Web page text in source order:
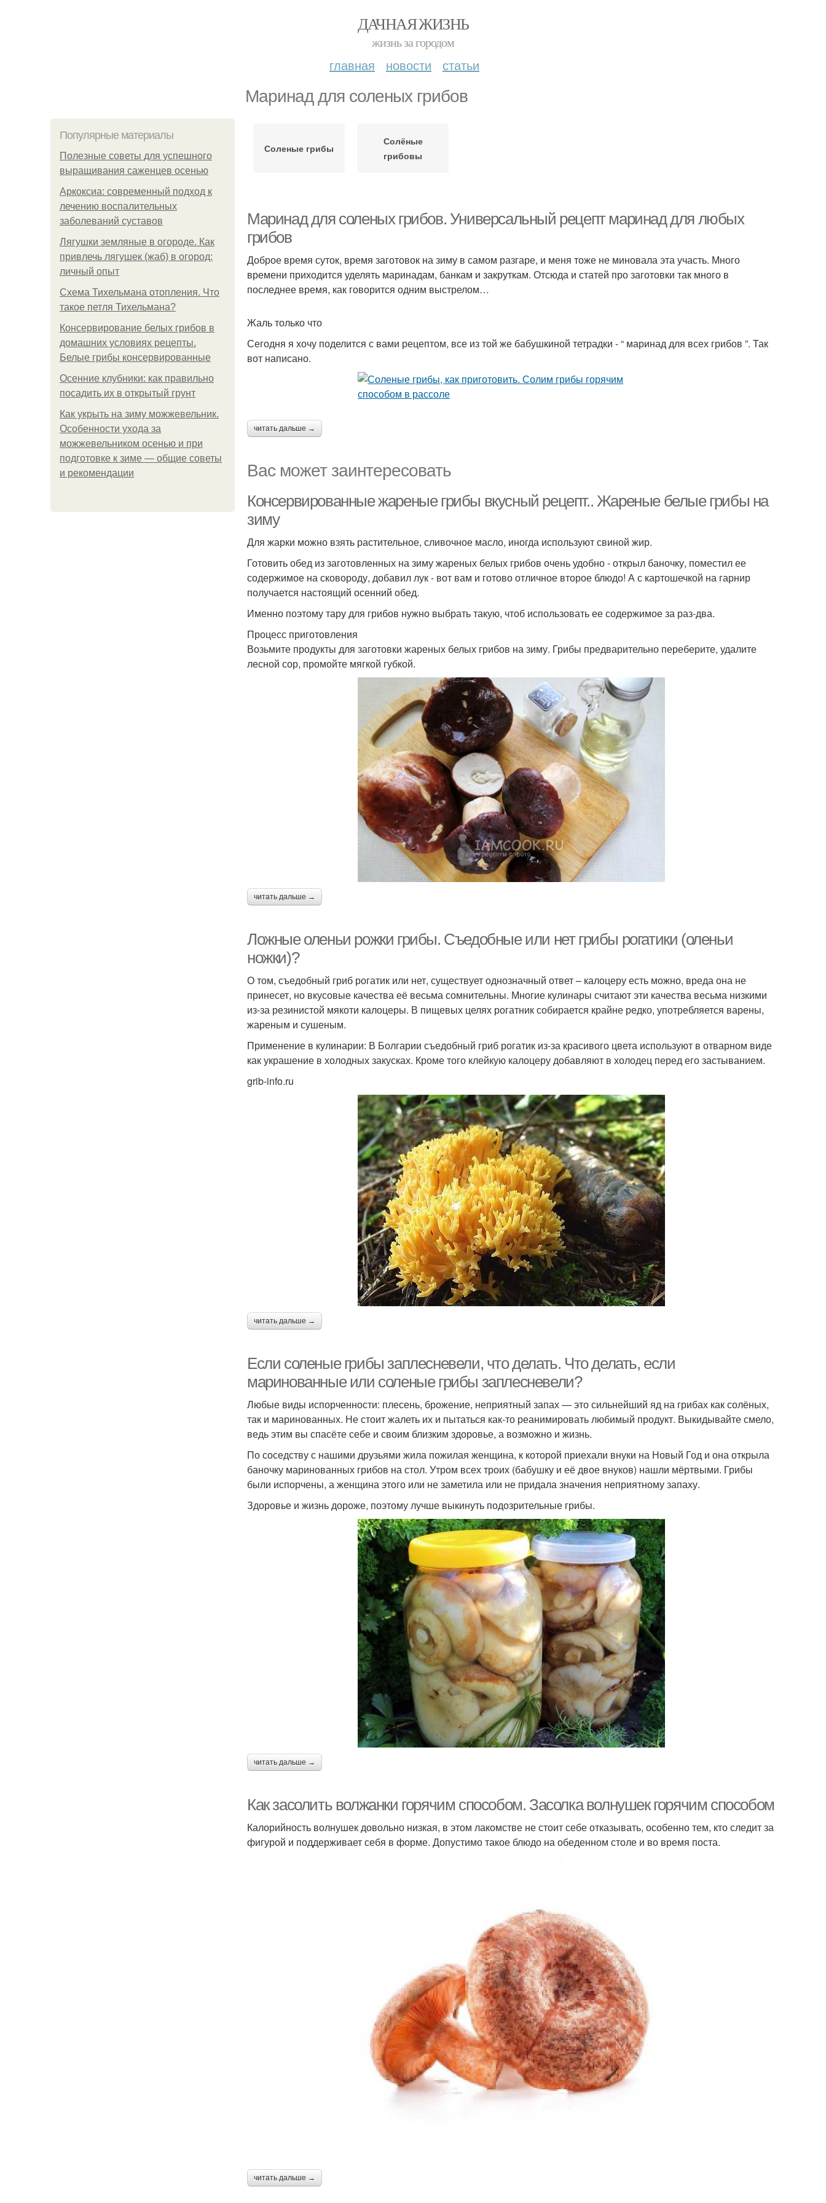
ДАЧНАЯ ЖИЗНЬ
жизнь за городом
главная новости статьи
Маринад для соленых грибов
Популярные материалы
Полезные советы для успешного
выращивания саженцев осенью
Аркоксиа: современный подход к
лечению воспалительных
заболеваний суставов
Лягушки земляные в огороде. Как
привлечь лягушек (жаб) в огород:
личный опыт
Схема Тихельмана отопления. Что
такое петля Тихельмана?
Консервирование белых грибов в
домашних условиях рецепты.
Белые грибы консервированные
Осенние клубники: как правильно
посадить их в открытый грунт
Как укрыть на зиму можжевельник.
Особенности ухода за
можжевельником осенью и при
подготовке к зиме — общие советы
и рекомендации
Соленые грибы
Солёные
грибовы
Маринад для соленых грибов. Универсальный рецепт маринад для любых
грибов
Доброе время суток, время заготовок на зиму в самом разгаре, и меня тоже не миновала эта участь. Много
времени приходится уделять маринадам, банкам и закруткам. Отсюда и статей про заготовки так много в
последнее время, как говорится одним выстрелом…
Жаль только что
Сегодня я хочу поделится с вами рецептом, все из той же бабушкиной тетрадки - “ маринад для всех грибов ”. Так
вот написано.
читать дальше →
Вас может заинтересовать
Консервированные жареные грибы вкусный рецепт.. Жареные белые грибы на
зиму
Для жарки можно взять растительное, сливочное масло, иногда используют свиной жир.
Готовить обед из заготовленных на зиму жареных белых грибов очень удобно - открыл баночку, поместил ее
содержимое на сковороду, добавил лук - вот вам и готово отличное второе блюдо! А с картошечкой на гарнир
получается настоящий осенний обед.
Именно поэтому тару для грибов нужно выбрать такую, чтоб использовать ее содержимое за раз-два.
Процесс приготовления
Возьмите продукты для заготовки жареных белых грибов на зиму. Грибы предварительно переберите, удалите
лесной сор, промойте мягкой губкой.
читать дальше →
Ложные оленьи рожки грибы. Съедобные или нет грибы рогатики (оленьи
ножки)?
О том, съедобный гриб рогатик или нет, существует однозначный ответ – калоцеру есть можно, вреда она не
принесет, но вкусовые качества её весьма сомнительны. Многие кулинары считают эти качества весьма низкими
из-за резинистой мякоти калоцеры. В пищевых целях рогатник собирается крайне редко, употребляется варены,
жареным и сушеным.
Применение в кулинарии: В Болгарии съедобный гриб рогатик из-за красивого цвета используют в отварном виде
как украшение в холодных закусках. Кроме того клейкую калоцеру добавляют в холодец перед его застыванием.
grib-info.ru
читать дальше →
Если соленые грибы заплесневели, что делать. Что делать, если
маринованные или соленые грибы заплесневели?
Любые виды испорченности: плесень, брожение, неприятный запах — это сильнейший яд на грибах как солёных,
так и маринованных. Не стоит жалеть их и пытаться как-то реанимировать любимый продукт. Выкидывайте смело,
ведь этим вы спасёте себе и своим близким здоровье, а возможно и жизнь.
По соседству с нашими друзьями жила пожилая женщина, к которой приехали внуки на Новый Год и она открыла
баночку маринованных грибов на стол. Утром всех троих (бабушку и её двое внуков) нашли мёртвыми. Грибы
были испорчены, а женщина этого или не заметила или не придала значения неприятному запаху.
Здоровье и жизнь дороже, поэтому лучше выкинуть подозрительные грибы.
читать дальше →
Как засолить волжанки горячим способом. Засолка волнушек горячим способом
Калорийность волнушек довольно низкая, в этом лакомстве не стоит себе отказывать, особенно тем, кто следит за
фигурой и поддерживает себя в форме. Допустимо такое блюдо на обеденном столе и во время поста.
читать дальше →